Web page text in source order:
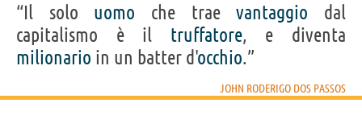
“Il solo uomo che traevantaggio dal
capitalismo è il truffatore, e diventa
milionario in un batter d'occhio.”
JOHN RODERIGO DOS PASSOS